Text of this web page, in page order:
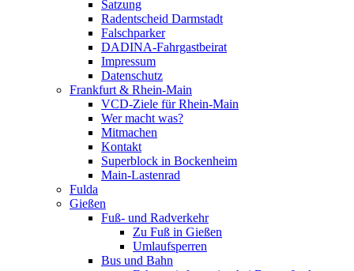
Satzung
Radentscheid Darmstadt
Falschparker
DADINA-Fahrgastbeirat
Impressum
Datenschutz
Frankfurt & Rhein-Main
VCD-Ziele für Rhein-Main
Wer macht was?
Mitmachen
Kontakt
Superblock in Bockenheim
Main-Lastenrad
Fulda
Gießen
Fuß- und Radverkehr
Zu Fuß in Gießen
Umlaufsperren
Bus und Bahn